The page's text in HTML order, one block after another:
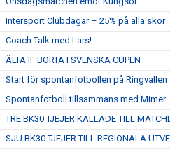
Intersport Clubdagar – 25% på alla skor
Coach Talk med Lars!
ÄLTA IF BORTA I SVENSKA CUPEN
Start för spontanfotbollen på Ringvallen
Spontanfotboll tillsammans med Mimer
TRE BK30 TJEJER KALLADE TILL
SJU BK30 TJEJER TILL REGIONALA